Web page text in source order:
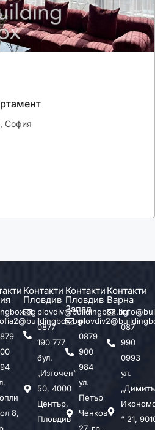
София
8,
Контакти
Пловдив
plovdiv@buildingbox.bg
0877
190 777
бул.
„Източен“
50, 4000
Център,
Пловдив
Контакти
Пловдив
Запад
0879
900
984
ул.
Петър
Ченков
Контакти
Варна
087
990
0993
ул.
“ 21,